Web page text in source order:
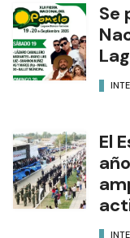
Se
El